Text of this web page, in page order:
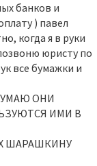
банков и
) павел
когда я в руки
юристу по
все бумажки и
ОНИ
ИМИ В
ШАРАШКИНУ